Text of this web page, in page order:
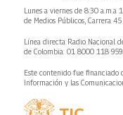
Lunes a viernes de 8:30 a.m.a
de Medios Públicos, Carrera 45
Línea directa Radio Nacional
de Colombia: 01 8000 118
Este contenido fue financiado
Información y las